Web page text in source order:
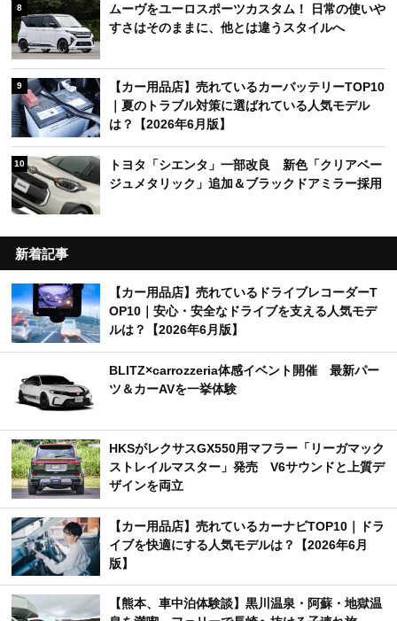
8
ムーヴをユーロスポーツカスタム！ 日常の使いや
すさはそのままに、他とは違うスタイルへ
9
【カー用品店】売れているカーバッテリーTOP10
｜夏のトラブル対策に選ばれている人気モデル
は？【2026年6月版】
10
トヨタ「シエンタ」一部改良 新色「クリアベー
ジュメタリック」追加＆ブラックドアミラー採用
新着記事
【カー用品店】売れているドライブレコーダーT
OP10｜安心・安全なドライブを支える人気モデ
ルは？【2026年6月版】
BLITZ×carrozzeria体感イベント開催 最新パー
ツ＆カーAVを一挙体験
HKSがレクサスGX550用マフラー「リーガマック
ストレイルマスター」発売 V6サウンドと上質デ
ザインを両立
【カー用品店】売れているカーナビTOP10｜ドラ
イブを快適にする人気モデルは？【2026年6月
版】
【熊本、車中泊体験談】黒川温泉・阿蘇・地獄温